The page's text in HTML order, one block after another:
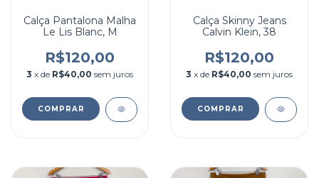
Calça Pantalona Malha
Le Lis Blanc, M
R$120,00
3 x de R$40,00 sem juros
COMPRAR
Calça Skinny Jeans
Calvin Klein, 38
R$120,00
3 x de R$40,00 sem juros
COMPRAR